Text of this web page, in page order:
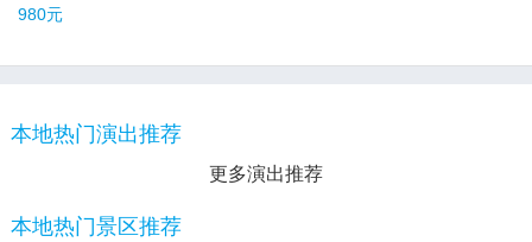
980元
本地热门演出推荐
更多演出推荐
本地热门景区推荐